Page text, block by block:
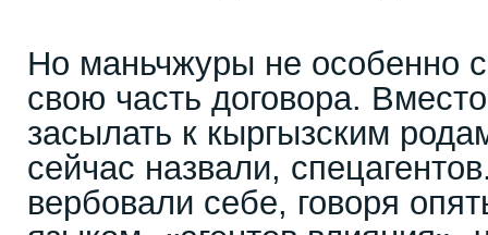
Но маньчжуры не особенно
свою часть договора.
засылать к кыргызским
сейчас назвали,
вербовали себе, говоря